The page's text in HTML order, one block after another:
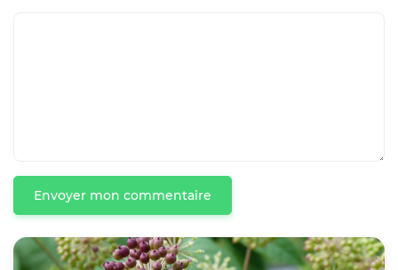
Envoyer mon commentaire